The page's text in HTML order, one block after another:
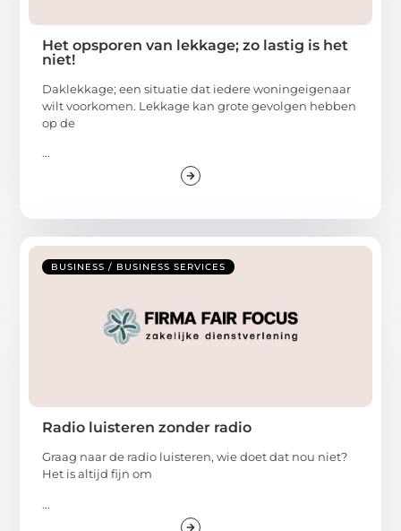
Het opsporen van lekkage; zo lastig is het
niet!
Daklekkage; een situatie dat iedere woningeigenaar
wilt voorkomen. Lekkage kan grote gevolgen hebben
op de
...
BUSINESS / BUSINESS SERVICES
Radio luisteren zonder radio
Graag naar de radio luisteren, wie doet dat nou niet?
Het is altijd fijn om
...